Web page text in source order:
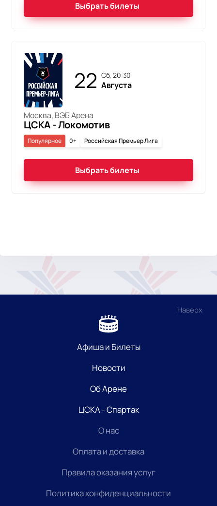
Выбрать билеты
22 сб, 20:30
Августа
Москва, ВЭБ Арена
ЦСКА - Локомотив
0+ Российская Премьер Лига
Популярное
Выбрать билеты
Наверх
Афиша и Билеты
Новости
Об Арене
ЦСКА - Спартак
О нас
Оплата и доставка
Правила оказания услуг
Политика конфиденциальности